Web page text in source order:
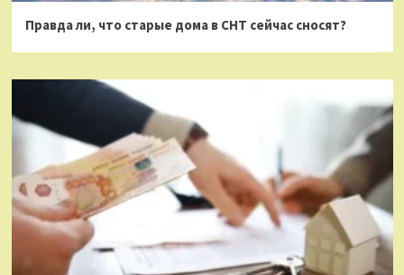
Правда ли, что старые дома в СНТ сейчас сносят?